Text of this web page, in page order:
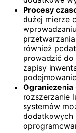
Procesy
dużej mierze
również
prowadzić do
zapisy
Ograniczenia
rozszerzanie
systemów
dodatkowych